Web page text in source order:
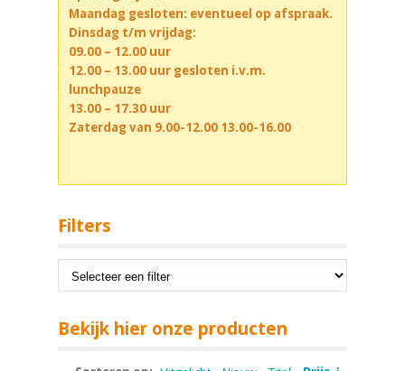
Maandag gesloten: eventueel op afspraak.
Dinsdag t/m vrijdag:
09.00 – 12.00 uur
12.00 – 13.00 uur gesloten i.v.m.
lunchpauze
13.00 – 17.30 uur
Zaterdag van 9.00-12.00 13.00-16.00
Filters
Bekijk hier onze producten